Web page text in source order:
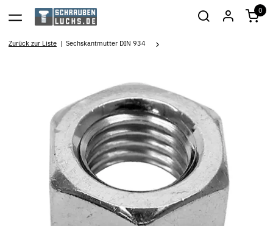
0
Zurück zur Liste Sechskantmutter DIN 934